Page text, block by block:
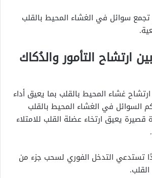
سوائل في الغشاء المحيط بالقلب
ارتشاح التأمور والدُكاك
غشاء المحيط بالقلب بما يعيق أداء
السوائل في الغشاء المحيط بالقلب
يعيق ارتخاء عضلة القلب للامتلاء
تستدعي التدخل الفوري لسحب جزء من